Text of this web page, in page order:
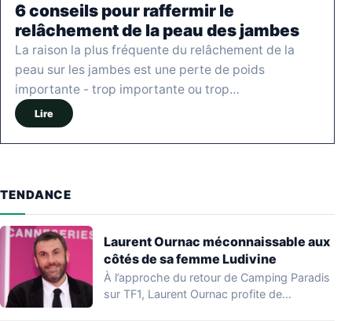
6 conseils pour raffermir le
relâchement de la peau des jambes
La raison la plus fréquente du relâchement de la
peau sur les jambes est une perte de poids
importante - trop importante ou trop…
Lire
TENDANCE
Laurent Ournac méconnaissable aux
côtés de sa femme Ludivine
À l’approche du retour de Camping Paradis
sur TF1, Laurent Ournac profite de